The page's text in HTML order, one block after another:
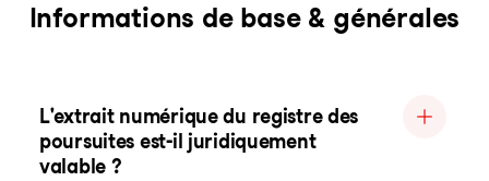
Informations de base & générales
L'extrait numérique du registre des
poursuites est-il juridiquement
valable ?